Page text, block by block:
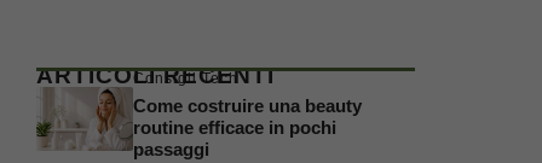
ARTICOLI RECENTI
Consigli Tech
Come costruire una beauty
routine efficace in pochi
passaggi